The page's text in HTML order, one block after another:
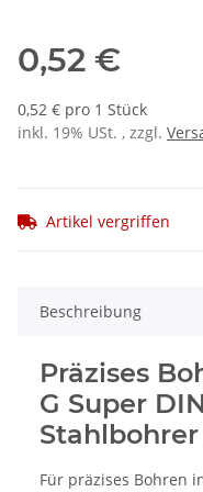
0,52 €
0,52 € pro 1 Stück
inkl. 19% USt. , zzgl.
Artikel vergriffen
Beschreibung
Präzises
G Super
Stahlbohrer
Für präzises Bohren